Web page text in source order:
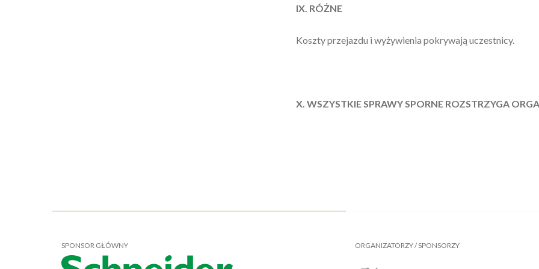
IX. RÓŻNE
Koszty przejazdu i wyżywienia pokrywają uczestnicy.
X. WSZYSTKIE SPRAWY SPORNE ROZSTRZYGA
SPONSOR GŁÓWNY ORGANIZATORZY / SPONSORZY